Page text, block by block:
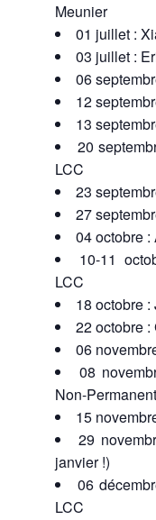
Meunier
01 juillet :
03 juillet :
06
12
13
20
LCC
23
27
04 octobre
10-11
LCC
18 octobre
22 octobre
06
08
Non-
15
29
janvier !)
06
LCC